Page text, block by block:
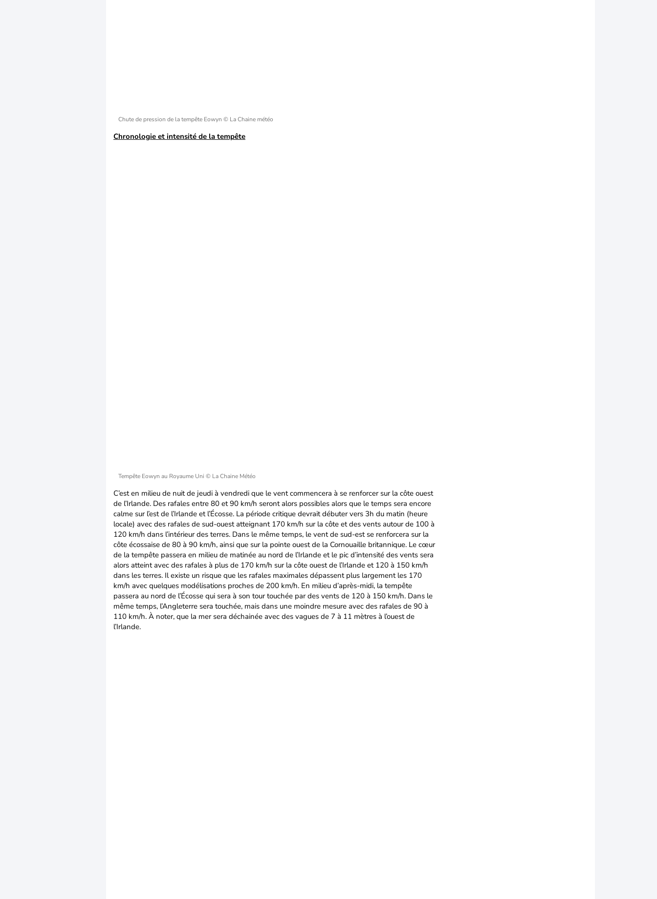
Chute de pression de la tempête Eowyn © La Chaine météo
Chronologie et intensité de la tempête
Tempête Eowyn au Royaume Uni © La Chaine Météo
C’est en milieu de nuit de jeudi à vendredi que le vent commencera à se renforcer sur la côte ouest
de l’Irlande. Des rafales entre 80 et 90 km/h seront alors possibles alors que le temps sera encore
calme sur l’est de l’Irlande et l’Écosse. La période critique devrait débuter vers 3h du matin (heure
locale) avec des rafales de sud-ouest atteignant 170 km/h sur la côte et des vents autour de 100 à
120 km/h dans l’intérieur des terres. Dans le même temps, le vent de sud-est se renforcera sur la
côte écossaise de 80 à 90 km/h, ainsi que sur la pointe ouest de la Cornouaille britannique. Le cœur
de la tempête passera en milieu de matinée au nord de l’Irlande et le pic d’intensité des vents sera
alors atteint avec des rafales à plus de 170 km/h sur la côte ouest de l’Irlande et 120 à 150 km/h
dans les terres. Il existe un risque que les rafales maximales dépassent plus largement les 170
km/h avec quelques modélisations proches de 200 km/h. En milieu d’après-midi, la tempête
passera au nord de l’Écosse qui sera à son tour touchée par des vents de 120 à 150 km/h. Dans le
même temps, l’Angleterre sera touchée, mais dans une moindre mesure avec des rafales de 90 à
110 km/h. À noter, que la mer sera déchainée avec des vagues de 7 à 11 mètres à l’ouest de
l’Irlande.